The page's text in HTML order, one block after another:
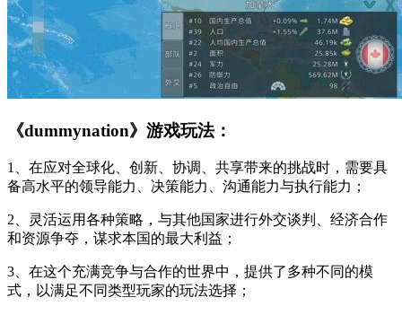
《dummynation》游戏玩法：
1、在应对全球化、创新、协调、共享带来的挑战时，需要具
备高水平的领导能力、决策能力、沟通能力与执行能力；
2、灵活运用各种策略，与其他国家进行外交谈判、经济合作
和资源争夺，谋求本国的最大利益；
3、在这个充满竞争与合作的世界中，提供了多种不同的模
式，以满足不同类型玩家的玩法选择；